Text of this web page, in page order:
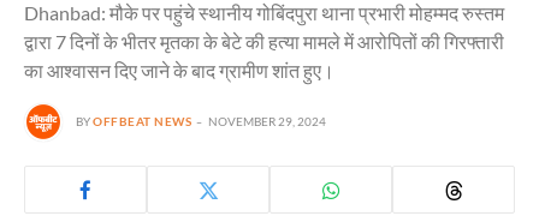
Dhanbad: मौके पर पहुंचे स्थानीय गोबिंदपुरा थाना प्रभारी मोहम्मद रुस्तम
द्वारा 7 दिनों के भीतर मृतका के बेटे की हत्या मामले में आरोपितों की गिरफ्तारी
का आश्वासन दिए जाने के बाद ग्रामीण शांत हुए।
BYOFFBEAT NEWS NOVEMBER 29, 2024